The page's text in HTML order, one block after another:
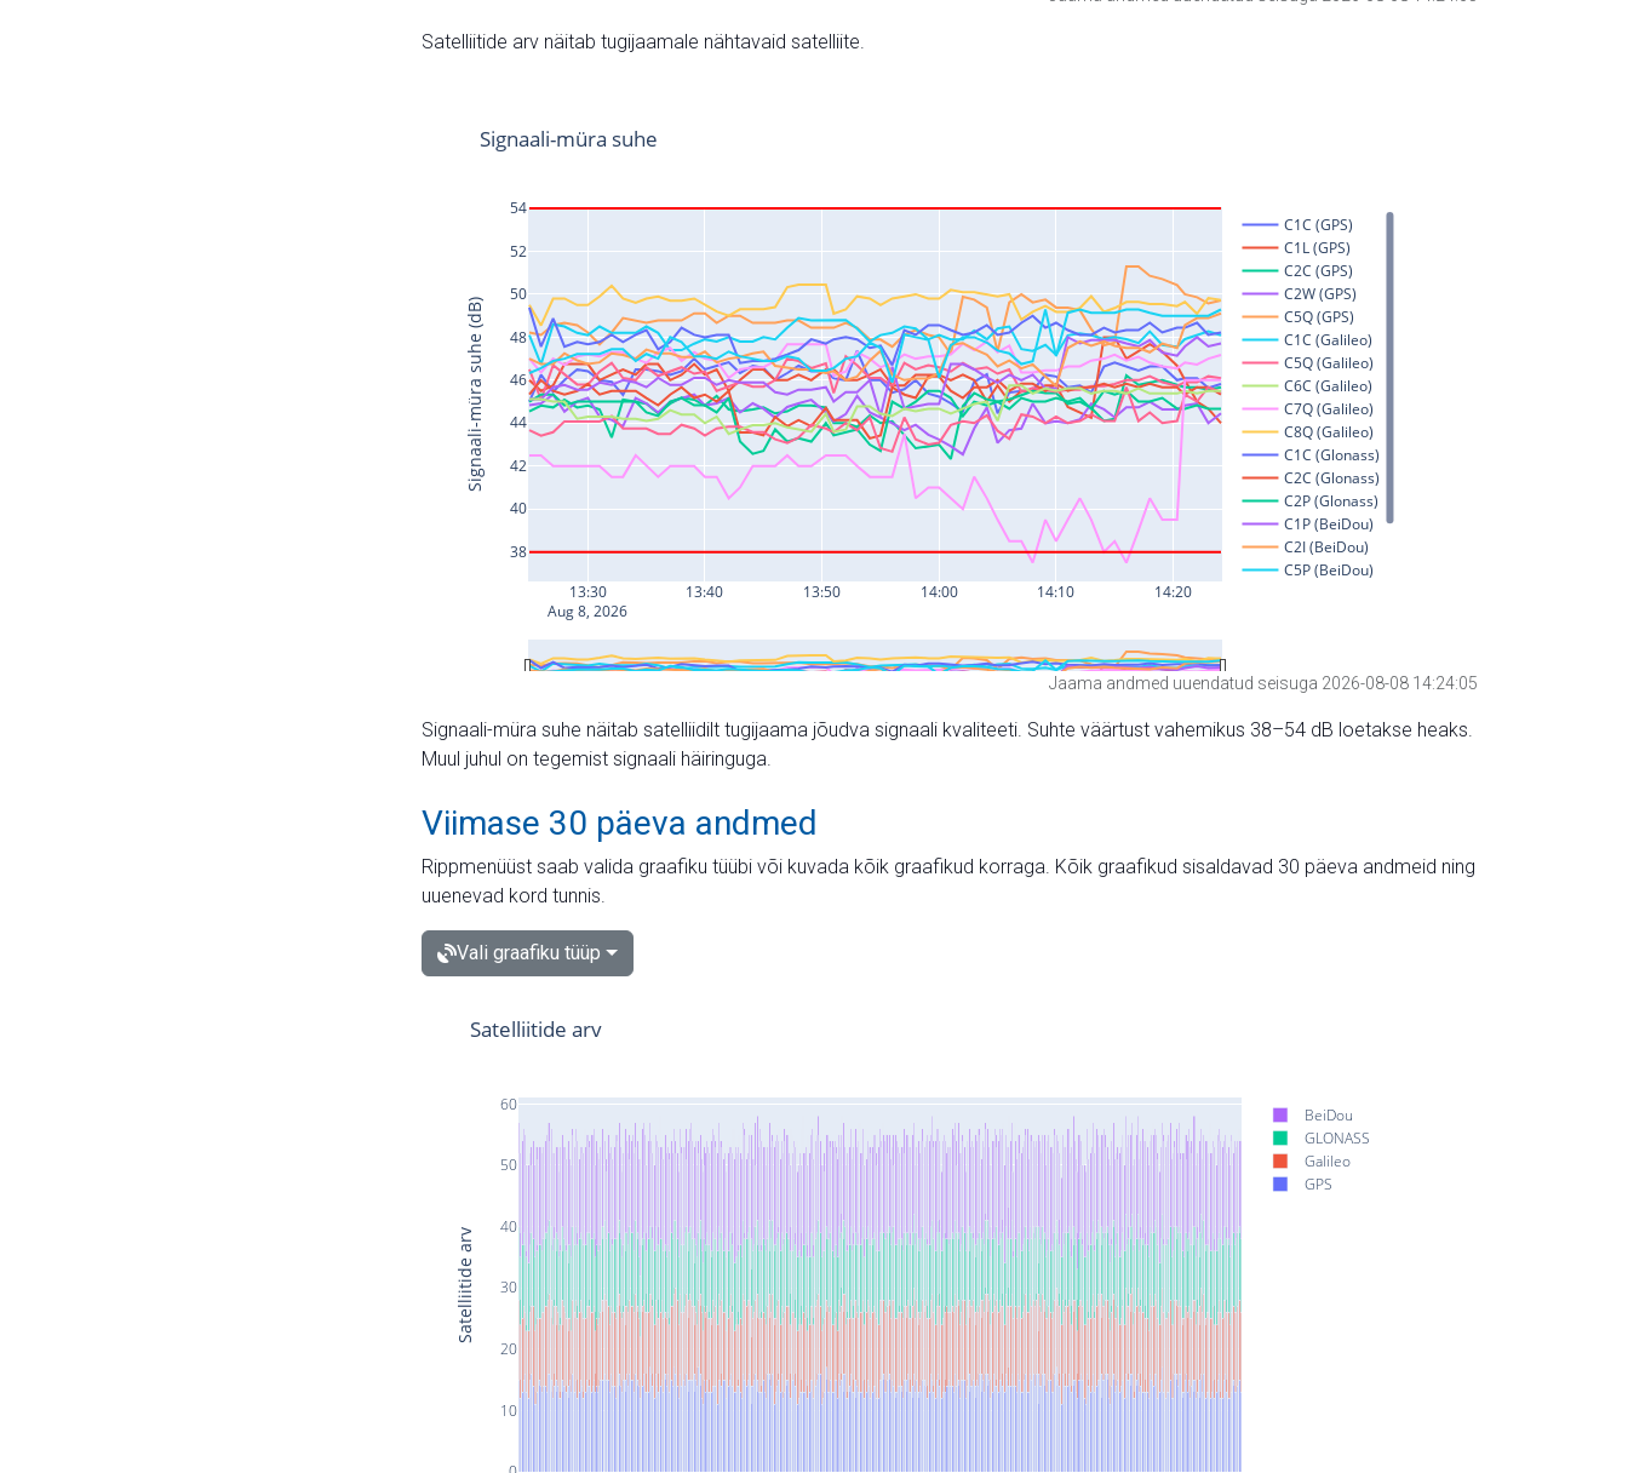
Satelliitide arv näitab tugijaamale nähtavaid satelliite.
Jaama andmed uuendatud seisuga 2026-08-08 14:24:05
Signaali-müra suhe näitab satelliidilt tugijaama jõudva signaali kvaliteeti. Suhte väärtust vahemikus 38–54 dB loetakse heaks.
Muul juhul on tegemist signaali häiringuga.
Viimase 30 päeva andmed
Rippmenüüst saab valida graafiku tüübi või kuvada kõik graafikud korraga. Kõik graafikud sisaldavad 30 päeva andmeid ning
uuenevad kord tunnis.
Vali graafiku tüüp
10
20
30
40
50
60
BeiDou
GLONASS
Galileo
GPS
Satelliitide arv
Satelliitide arv